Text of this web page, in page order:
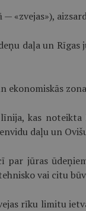
«zvejas»),
daļa un
ekonomiskās
kas
daļu un
par jūras
vai citu
rīku limitu